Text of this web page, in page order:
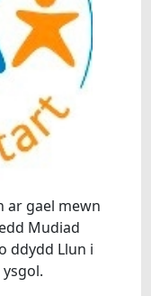
ar gael mewn
Mudiad
ddydd Llun i